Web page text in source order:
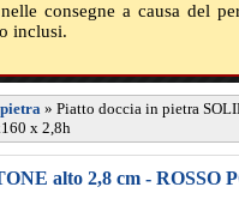
consegne a causa del
inclusi.
» Piatto doccia in pietra
x 2,8h
alto 2,8 cm - ROSSO